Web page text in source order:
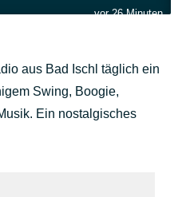
vor 26 Minuten
vor 39 Minuten
aus Bad Ischl täglich ein
Swing, Boogie,
Ein nostalgisches